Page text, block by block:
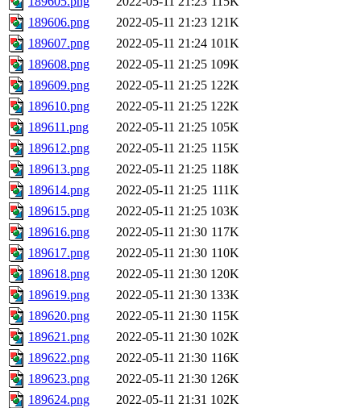
189606.png
2022-05-11 21:23 121K
189607.png
2022-05-11 21:24 101K
189608.png
2022-05-11 21:25 109K
189609.png
2022-05-11 21:25 122K
189610.png
2022-05-11 21:25 122K
189611.png
2022-05-11 21:25 105K
189612.png
2022-05-11 21:25 115K
189613.png
2022-05-11 21:25 118K
189614.png
2022-05-11 21:25 111K
189615.png
2022-05-11 21:25 103K
189616.png
2022-05-11 21:30 117K
189617.png
2022-05-11 21:30 110K
189618.png
2022-05-11 21:30 120K
189619.png
2022-05-11 21:30 133K
189620.png
2022-05-11 21:30 115K
189621.png
2022-05-11 21:30 102K
189622.png
2022-05-11 21:30 116K
189623.png
2022-05-11 21:30 126K
189624.png
2022-05-11 21:31 102K